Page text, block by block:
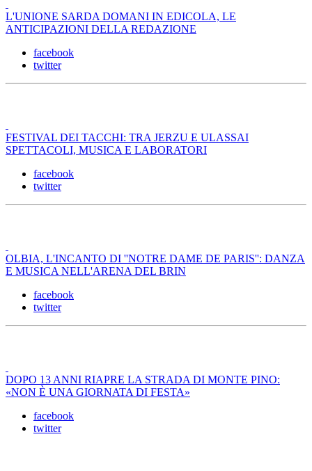
L'UNIONE SARDA DOMANI IN EDICOLA, LE
ANTICIPAZIONI DELLA REDAZIONE
facebook
twitter
FESTIVAL DEI TACCHI: TRA JERZU E ULASSAI
SPETTACOLI, MUSICA E LABORATORI
facebook
twitter
OLBIA, L'INCANTO DI ''NOTRE DAME DE PARIS'': DANZA
E MUSICA NELL'ARENA DEL BRIN
facebook
twitter
DOPO 13 ANNI RIAPRE LA STRADA DI MONTE PINO:
«NON È UNA GIORNATA DI FESTA»
facebook
twitter